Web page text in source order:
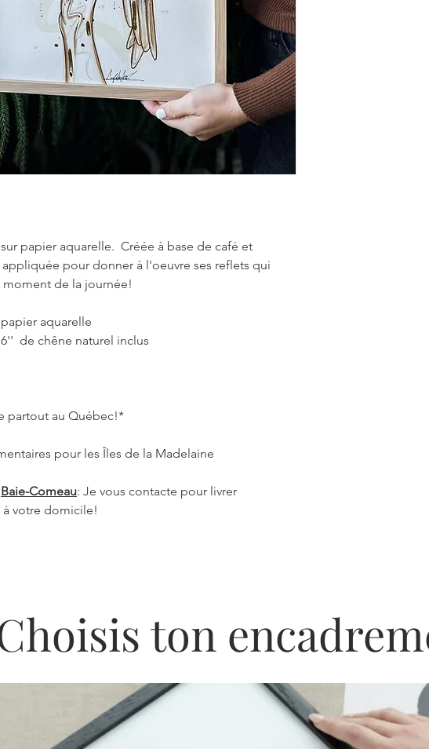
papier aquarelle. Créée à base de café et
pour donner à l'oeuvre ses reflets qui
de la journée!
aquarelle
de chêne naturel inclus
partout au Québec!*
pour les Îles de la Madelaine
Baie-Comeau: Je vous contacte pour livrer
votre domicile!
ton